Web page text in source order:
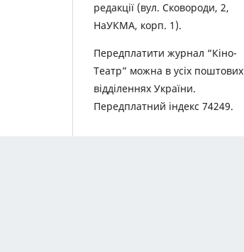
редакції (вул. Сковороди, 2,
НаУКМА, корп. 1).
Передплатити журнал “Кіно-
Театр” можна в усіх поштових
відділеннях України.
Передплатний індекс 74249.